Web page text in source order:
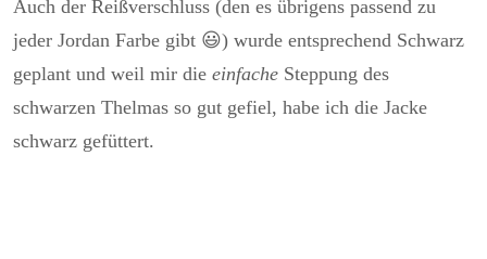
Auch der Reißverschluss (den es übrigens passend zu
jeder Jordan Farbe gibt 😃) wurde entsprechend Schwarz
geplant und weil mir die einfache Steppung des
schwarzen Thelmas so gut gefiel, habe ich die Jacke
schwarz gefüttert.